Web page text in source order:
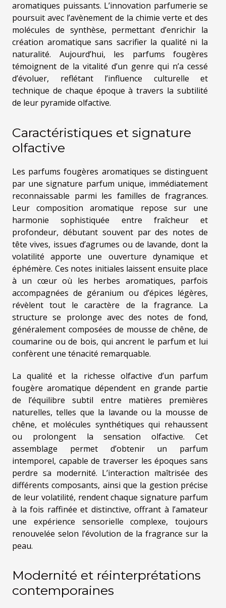
aromatiques puissants. L’innovation parfumerie se
poursuit avec l’avènement de la chimie verte et des
molécules de synthèse, permettant d’enrichir la
création aromatique sans sacrifier la qualité ni la
naturalité. Aujourd’hui, les parfums fougères
témoignent de la vitalité d’un genre qui n’a cessé
d’évoluer, reflétant l’influence culturelle et
technique de chaque époque à travers la subtilité
de leur pyramide olfactive.
Caractéristiques et signature
olfactive
Les parfums fougères aromatiques se distinguent
par une signature parfum unique, immédiatement
reconnaissable parmi les familles de fragrances.
Leur composition aromatique repose sur une
harmonie sophistiquée entre fraîcheur et
profondeur, débutant souvent par des notes de
tête vives, issues d’agrumes ou de lavande, dont la
volatilité apporte une ouverture dynamique et
éphémère. Ces notes initiales laissent ensuite place
à un cœur où les herbes aromatiques, parfois
accompagnées de géranium ou d’épices légères,
révèlent tout le caractère de la fragrance. La
structure se prolonge avec des notes de fond,
généralement composées de mousse de chêne, de
coumarine ou de bois, qui ancrent le parfum et lui
confèrent une ténacité remarquable.
La qualité et la richesse olfactive d’un parfum
fougère aromatique dépendent en grande partie
de l’équilibre subtil entre matières premières
naturelles, telles que la lavande ou la mousse de
chêne, et molécules synthétiques qui rehaussent
ou prolongent la sensation olfactive. Cet
assemblage permet d’obtenir un parfum
intemporel, capable de traverser les époques sans
perdre sa modernité. L’interaction maîtrisée des
différents composants, ainsi que la gestion précise
de leur volatilité, rendent chaque signature parfum
à la fois raffinée et distinctive, offrant à l’amateur
une expérience sensorielle complexe, toujours
renouvelée selon l’évolution de la fragrance sur la
peau.
Modernité et réinterprétations
contemporaines